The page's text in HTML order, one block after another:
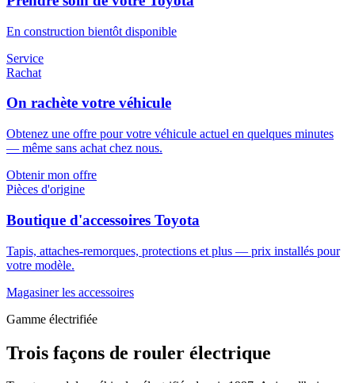
En construction bientôt disponible
Service
Rachat
On rachète votre véhicule
Obtenez une offre pour votre véhicule actuel en quelques minutes
— même sans achat chez nous.
Obtenir mon offre
Pièces d'origine
Boutique d'accessoires Toyota
Tapis, attaches-remorques, protections et plus — prix installés pour
votre modèle.
Magasiner les accessoires
Gamme électrifiée
Trois façons de rouler électrique